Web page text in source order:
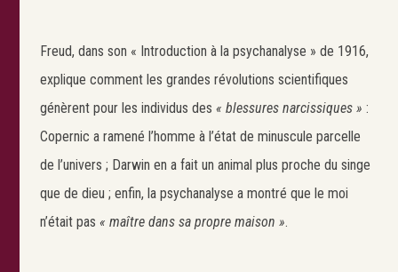
Freud, dans son « Introduction à la psychanalyse » de 1916,
explique comment les grandes révolutions scientifiques
génèrent pour les individus des « blessures narcissiques » :
Copernic a ramené l’homme à l’état de minuscule parcelle
de l’univers ; Darwin en a fait un animal plus proche du singe
que de dieu ; enfin, la psychanalyse a montré que le moi
n’était pas « maître dans sa propre maison ».